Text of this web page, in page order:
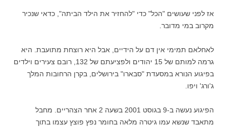
אז לפני שעושים "הכל" כדי "להחזיר את הילד הביתה", כדאי שנכיר
מקרוב במי מדובר.
לאחלאם תמימי אין דם על הידיים, אבל היא רוצחת מתועבת. היא
גרמה למותם של 15 יהודים ולפציעתם של 132, רובם צעירים וילדים
בפיגוע הנורא במסעדת "סבארו" בירושלים, בקרן הרחובות המלך
ג'ורג' ויפו.
הפיגוע נעשה ב-9 בגוסט 2001 בשעה 2 אחר הצהריים. מחבל
מתאבד שנשא עמו גיטרה מלאה בחומר נפץ פוצץ עצמו בתוך